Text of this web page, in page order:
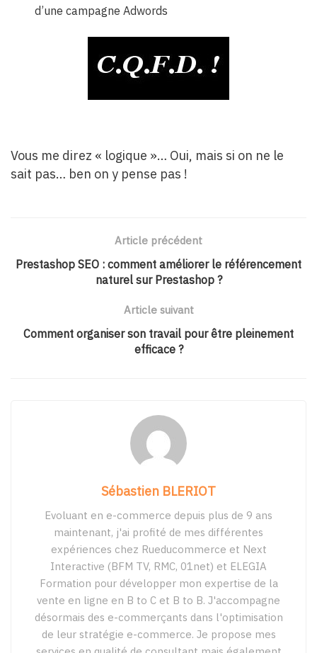
d’une campagne Adwords
Vous me direz « logique »… Oui, mais si on ne le
sait pas… ben on y pense pas !
Article précédent
Prestashop SEO : comment améliorer le référencement
naturel sur Prestashop ?
Article suivant
Comment organiser son travail pour être pleinement
efficace ?
Sébastien BLERIOT
Evoluant en e-commerce depuis plus de 9 ans
maintenant, j'ai profité de mes différentes
expériences chez Rueducommerce et Next
Interactive (BFM TV, RMC, 01net) et ELEGIA
Formation pour développer mon expertise de la
vente en ligne en B to C et B to B. J'accompagne
désormais des e-commerçants dans l'optimisation
de leur stratégie e-commerce. Je propose mes